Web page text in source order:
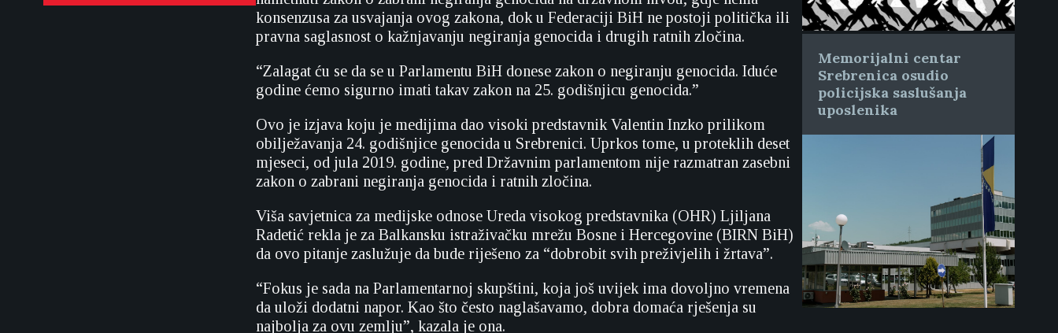
konsenzusa za usvajanja ovog zakona, dok u Federaciji BiH ne postoji politička ili
pravna saglasnost o kažnjavanju negiranja genocida i drugih ratnih zločina.
“Zalagat ću se da se u Parlamentu BiH donese zakon o negiranju genocida. Iduće
godine ćemo sigurno imati takav zakon na 25. godišnjicu genocida.”
Ovo je izjava koju je medijima dao visoki predstavnik Valentin Inzko prilikom
obilježavanja 24. godišnjice genocida u Srebrenici. Uprkos tome, u proteklih deset
mjeseci, od jula 2019. godine, pred Državnim parlamentom nije razmatran zasebni
zakon o zabrani negiranja genocida i ratnih zločina.
Viša savjetnica za medijske odnose Ureda visokog predstavnika (OHR) Ljiljana
Radetić rekla je za Balkansku istraživačku mrežu Bosne i Hercegovine (BIRN BiH)
da ovo pitanje zaslužuje da bude riješeno za “dobrobit svih preživjelih i žrtava”.
“Fokus je sada na Parlamentarnoj skupštini, koja još uvijek ima dovoljno vremena
da uloži dodatni napor. Kao što često naglašavamo, dobra domaća rješenja su
najbolja za ovu zemlju”, kazala je ona.
Memorijalni centar
Srebrenica osudio
policijska saslušanja
uposlenika